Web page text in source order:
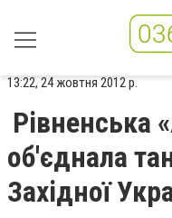
13:22, 24 жовтня 2012 р.
Рівненська
об'єднала
Західної